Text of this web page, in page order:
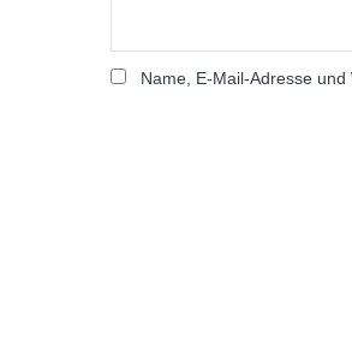
Name, E-Mail-Adresse